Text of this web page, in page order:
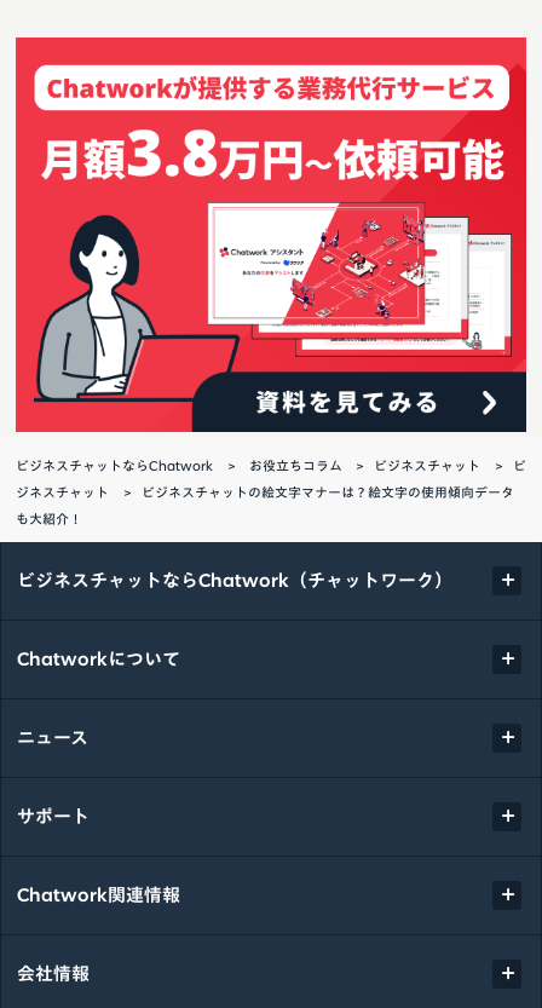
ビジネスチャットならChatwork お役立ちコラム ビジネスチャット
ビ
ジネスチャット
ビジネスチャットの絵文字マナーは？絵文字の使用傾向データ
も大紹介！
ビジネスチャットならChatwork（チャットワーク）
Chatworkについて
ニュース
サポート
Chatwork関連情報
会社情報